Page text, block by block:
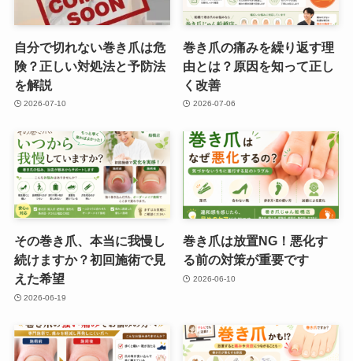
自分で切れない巻き爪は危
険？正しい対処法と予防法
を解説
2026-07-10
巻き爪の痛みを繰り返す理
由とは？原因を知って正し
く改善
2026-07-06
その巻き爪、本当に我慢し
続けますか？初回施術で見
えた希望
2026-06-19
巻き爪は放置NG！悪化す
る前の対策が重要です
2026-06-10